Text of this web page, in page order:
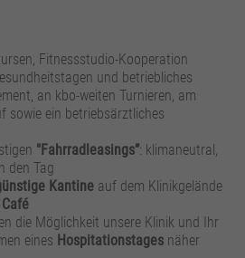
Fitnessstudio-Kooperation
und betriebliches
an kbo-weiten Turnieren, am
sowie ein betriebsärztliches
"Fahrradleasings”: klimaneutral,
den Tag
Kantine auf dem Klinikgelände
die Möglichkeit unsere Klinik und Ihr
eines Hospitationstages näher